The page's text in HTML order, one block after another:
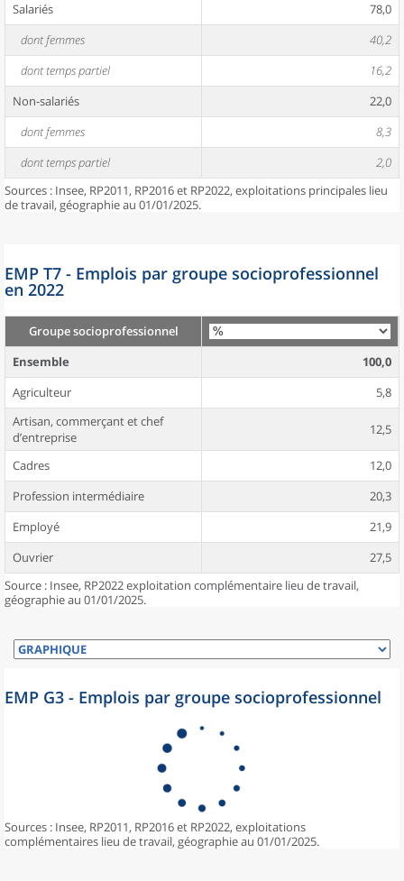
Salariés
78,0
dont femmes
40,2
dont temps partiel
16,2
Non-salariés
22,0
dont femmes
8,3
dont temps partiel
2,0
Sources : Insee, RP2011, RP2016 et RP2022, exploitations principales lieu
de travail, géographie au 01/01/2025.
EMP T7 - Emplois par groupe socioprofessionnel
en 2022
Groupe socioprofessionnel
Ensemble
100,0
Agriculteur
5,8
Artisan, commerçant et chef
d’entreprise
12,5
Cadres
12,0
Profession intermédiaire
20,3
Employé
21,9
Ouvrier
27,5
Source : Insee, RP2022 exploitation complémentaire lieu de travail,
géographie au 01/01/2025.
EMP G3 - Emplois par groupe socioprofessionnel
Sources : Insee, RP2011, RP2016 et RP2022, exploitations
complémentaires lieu de travail, géographie au 01/01/2025.